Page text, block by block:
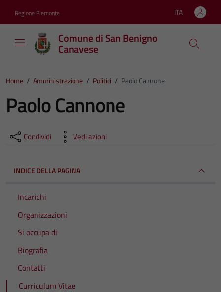
Regione Piemonte Lingua attiva:
ITA
Comune di San Benigno
Canavese
Home / Amministrazione / Politici / Paolo Cannone
Paolo Cannone
Condividi Vedi azioni
INDICE DELLA PAGINA
Incarichi
Organizzazioni
Si occupa di
Biografia
Contatti
Curriculum Vitae